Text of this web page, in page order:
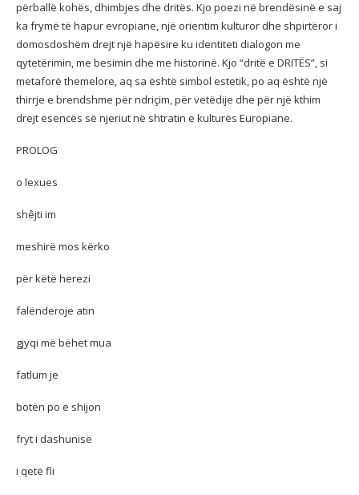
përballë kohës, dhimbjes dhe dritës. Kjo poezi në brendësinë e saj
ka frymë të hapur evropiane, një orientim kulturor dhe shpirtëror i
domosdoshëm drejt një hapësire ku identiteti dialogon me
qytetërimin, me besimin dhe me historinë. Kjo “dritë e DRITËS”, si
metaforë themelore, aq sa është simbol estetik, po aq është një
thirrje e brendshme për ndriçim, për vetëdije dhe për një kthim
drejt esencës së njeriut në shtratin e kulturës Europiane.
PROLOG
o lexues
shêjti im
meshirë mos kërko
për këtë herezi
falënderoje atin
gjyqi më bëhet mua
fatlum je
botën po e shijon
fryt i dashunisë
i qetë fli